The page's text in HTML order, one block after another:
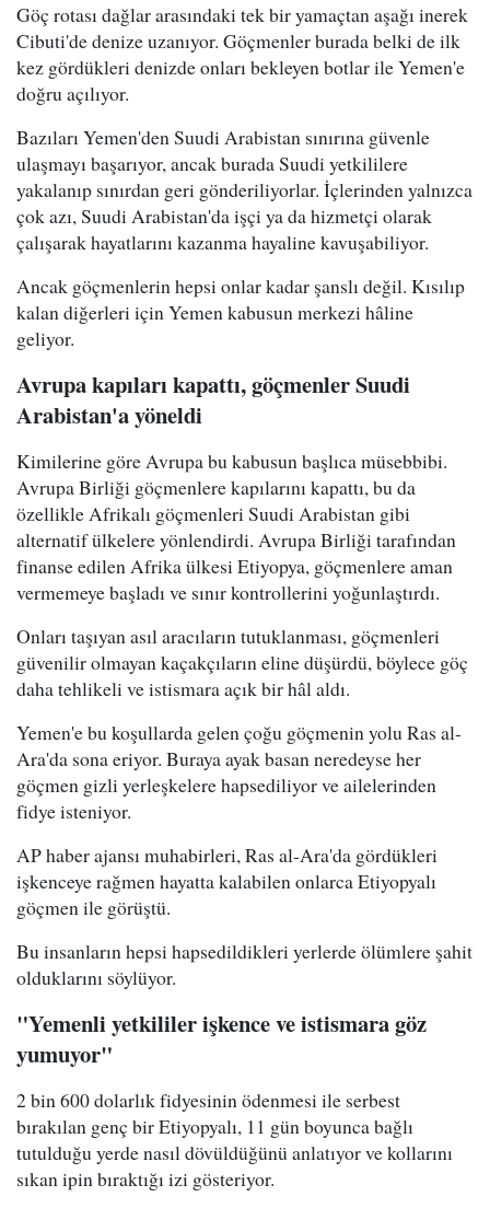
Göç rotası dağlar arasındaki tek bir yamaçtan aşağı inerek
Cibuti'de denize uzanıyor. Göçmenler burada belki de ilk
kez gördükleri denizde onları bekleyen botlar ile Yemen'e
doğru açılıyor.
Bazıları Yemen'den Suudi Arabistan sınırına güvenle
ulaşmayı başarıyor, ancak burada Suudi yetkililere
yakalanıp sınırdan geri gönderiliyorlar. İçlerinden yalnızca
çok azı, Suudi Arabistan'da işçi ya da hizmetçi olarak
çalışarak hayatlarını kazanma hayaline kavuşabiliyor.
Ancak göçmenlerin hepsi onlar kadar şanslı değil. Kısılıp
kalan diğerleri için Yemen kabusun merkezi hâline
geliyor.
Avrupa kapıları kapattı, göçmenler Suudi
Arabistan'a yöneldi
Kimilerine göre Avrupa bu kabusun başlıca müsebbibi.
Avrupa Birliği göçmenlere kapılarını kapattı, bu da
özellikle Afrikalı göçmenleri Suudi Arabistan gibi
alternatif ülkelere yönlendirdi. Avrupa Birliği tarafından
finanse edilen Afrika ülkesi Etiyopya, göçmenlere aman
vermemeye başladı ve sınır kontrollerini yoğunlaştırdı.
Onları taşıyan asıl aracıların tutuklanması, göçmenleri
güvenilir olmayan kaçakçıların eline düşürdü, böylece göç
daha tehlikeli ve istismara açık bir hâl aldı.
Yemen'e bu koşullarda gelen çoğu göçmenin yolu Ras al-
Ara'da sona eriyor. Buraya ayak basan neredeyse her
göçmen gizli yerleşkelere hapsediliyor ve ailelerinden
fidye isteniyor.
AP haber ajansı muhabirleri, Ras al-Ara'da gördükleri
işkenceye rağmen hayatta kalabilen onlarca Etiyopyalı
göçmen ile görüştü.
Bu insanların hepsi hapsedildikleri yerlerde ölümlere şahit
olduklarını söylüyor.
"Yemenli yetkililer işkence ve istismara göz
yumuyor"
2 bin 600 dolarlık fidyesinin ödenmesi ile serbest
bırakılan genç bir Etiyopyalı, 11 gün boyunca bağlı
tutulduğu yerde nasıl dövüldüğünü anlatıyor ve kollarını
sıkan ipin bıraktığı izi gösteriyor.